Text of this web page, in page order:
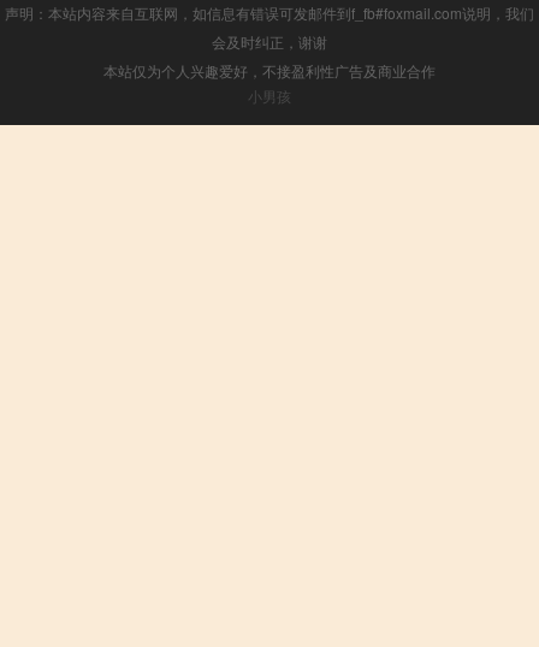
声明：本站内容来自互联网，如信息有错误可发邮件到f_fb#foxmail.com说明，我们
会及时纠正，谢谢
本站仅为个人兴趣爱好，不接盈利性广告及商业合作
小男孩